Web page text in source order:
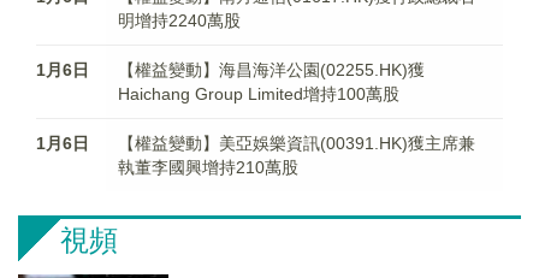
明增持2240萬股
1月6日
【權益變動】海昌海洋公園(02255.HK)獲
Haichang Group Limited增持100萬股
1月6日
【權益變動】美亞娛樂資訊(00391.HK)獲主席兼
執董李國興增持210萬股
視頻